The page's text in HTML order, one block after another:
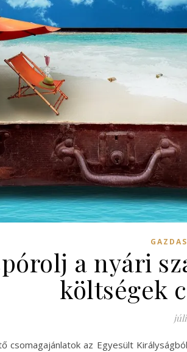
a nyári
költségek
csomagajánlatok az Egyesült